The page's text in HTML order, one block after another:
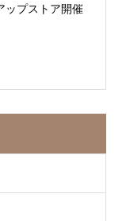
ップストア開催